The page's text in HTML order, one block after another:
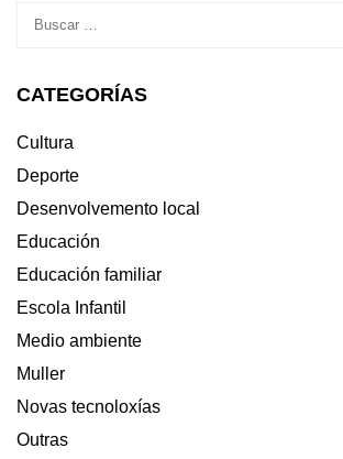
DUN
NA
CATEGORÍAS
Cultura
Deporte
Desenvolvemento local
Educación
Educación familiar
Escola Infantil
Medio ambiente
Muller
Novas tecnoloxías
Outras